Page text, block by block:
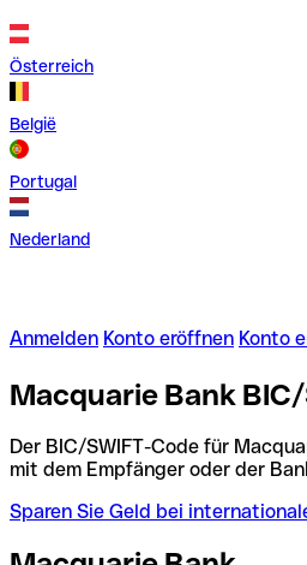
Österreich
België
Portugal
Nederland
Anmelden Konto eröffnen Konto
Macquarie Bank
Der BIC/SWIFT-Code für
mit dem Empfänger oder der
Sparen Sie Geld bei